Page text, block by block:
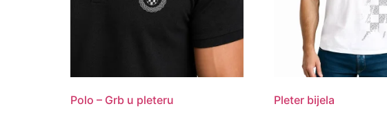
Polo – Grb u pleteru Pleter bijela